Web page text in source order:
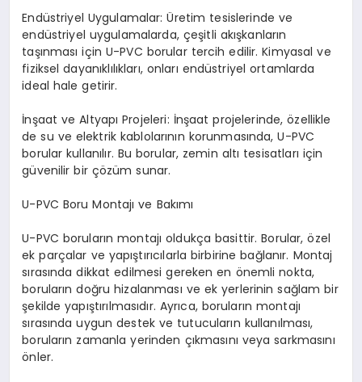
Endüstriyel Uygulamalar: Üretim tesislerinde ve
endüstriyel uygulamalarda, çeşitli akışkanların
taşınması için U-PVC borular tercih edilir. Kimyasal ve
fiziksel dayanıklılıkları, onları endüstriyel ortamlarda
ideal hale getirir.
İnşaat ve Altyapı Projeleri: İnşaat projelerinde, özellikle
de su ve elektrik kablolarının korunmasında, U-PVC
borular kullanılır. Bu borular, zemin altı tesisatları için
güvenilir bir çözüm sunar.
U-PVC Boru Montajı ve Bakımı
U-PVC boruların montajı oldukça basittir. Borular, özel
ek parçalar ve yapıştırıcılarla birbirine bağlanır. Montaj
sırasında dikkat edilmesi gereken en önemli nokta,
boruların doğru hizalanması ve ek yerlerinin sağlam bir
şekilde yapıştırılmasıdır. Ayrıca, boruların montajı
sırasında uygun destek ve tutucuların kullanılması,
boruların zamanla yerinden çıkmasını veya sarkmasını
önler.